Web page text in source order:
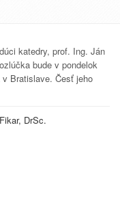
katedry, prof. Ing. Ján
bude v pondelok
Bratislave. Česť jeho
DrSc.